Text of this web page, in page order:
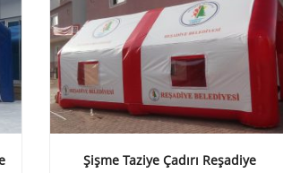
Şişme Taziye Çadırı Reşadiye